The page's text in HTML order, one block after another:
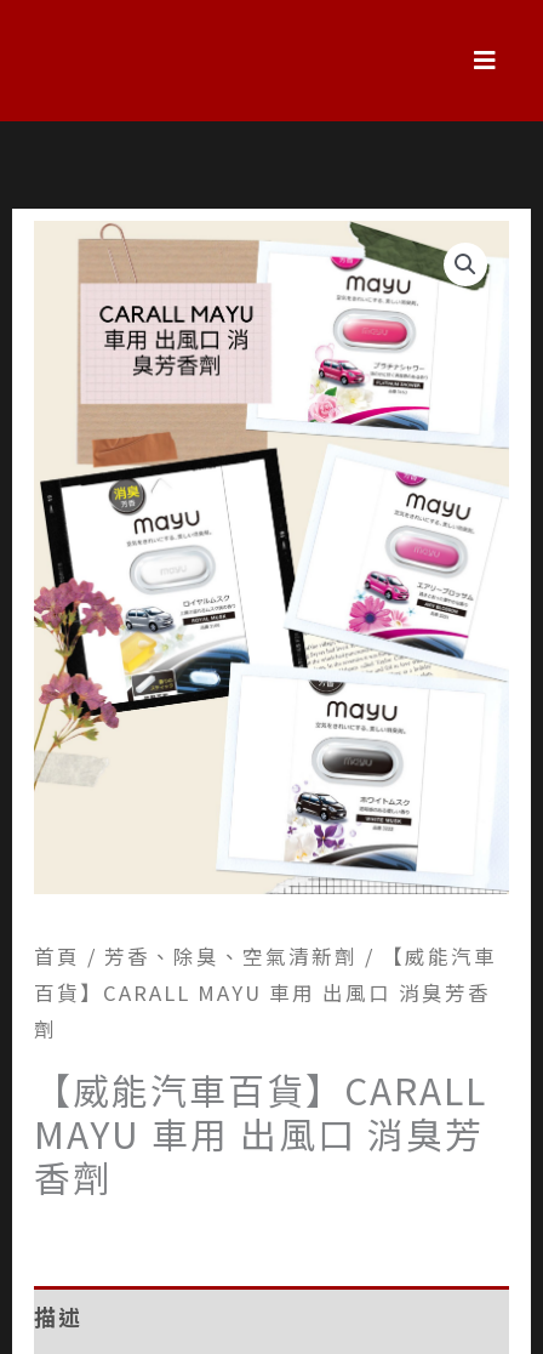
容
首頁 / 芳香、除臭、空氣清新劑 / 【威能汽車
百貨】CARALL MAYU 車用 出風口 消臭芳香
劑
【威能汽車百貨】CARALL
MAYU 車用 出風口 消臭芳
香劑
描述